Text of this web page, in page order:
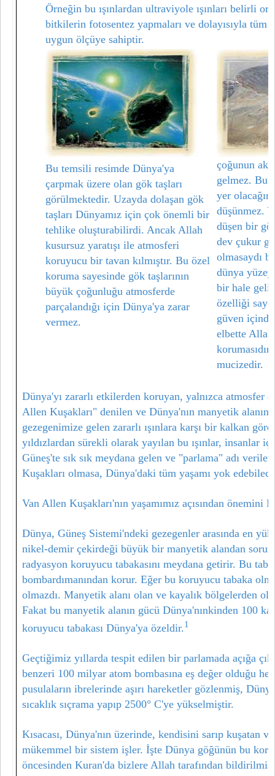
Örneğin bu ışınlardan ultraviyole ışınları belirli
bitkilerin fotosentez yapmaları ve dolayısıyla tüm
uygun ölçüye sahiptir.
Bu temsili resimde Dünya'ya
çarpmak üzere olan gök taşları
görülmektedir. Uzayda dolaşan gök
taşları Dünyamız için çok önemli bir
tehlike oluşturabilirdi. Ancak Allah
kusursuz yaratışı ile atmosferi
koruyucu bir tavan kılmıştır. Bu özel
koruma sayesinde gök taşlarının
büyük çoğunluğu atmosferde
parçalandığı için Dünya'ya zarar
vermez.
çoğunun
gelmez. Bu
yer
düşünmez.
düşen bir
dev çukur
olmasaydı
dünya
bir hale
özelliği
güven
elbette
mucizedir.
Dünya'yı zararlı etkilerden koruyan, yalnızca atmosfer
Allen Kuşakları" denilen ve Dünya'nın manyetik
gezegenimize gelen zararlı ışınlara karşı bir kalkan
yıldızlardan sürekli olarak yayılan bu ışınlar, insanlar
Güneş'te sık sık meydana gelen ve "parlama" adı
Kuşakları olmasa, Dünya'daki tüm yaşamı yok
Van Allen Kuşakları'nın yaşamımız açısından önemini
Dünya, Güneş Sistemi'ndeki gezegenler arasında en
nikel-demir çekirdeği büyük bir manyetik alandan
radyasyon koruyucu tabakasını meydana getirir. Bu
bombardımanından korur. Eğer bu koruyucu tabaka
olmazdı. Manyetik alanı olan ve kayalık bölgelerden
Fakat bu manyetik alanın gücü Dünya'nınkinden 100
koruyucu tabakası Dünya'ya özeldir.1
Geçtiğimiz yıllarda tespit edilen bir parlamada açığa
benzeri 100 milyar atom bombasına eş değer olduğu
pusulaların ibrelerinde aşırı hareketler gözlenmiş,
sıcaklık sıçrama yapıp 2500° C'ye yükselmiştir.
Kısacası, Dünya'nın üzerinde, kendisini sarıp kuşatan
mükemmel bir sistem işler. İşte Dünya göğünün bu
öncesinden Kuran'da bizlere Allah tarafından